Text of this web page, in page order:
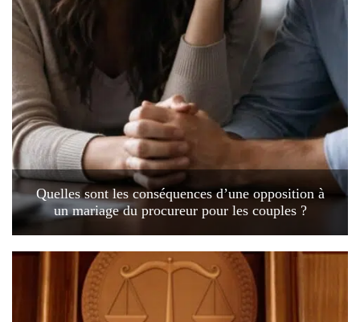
Quelles sont les conséquences d’une opposition à
un mariage du procureur pour les couples ?